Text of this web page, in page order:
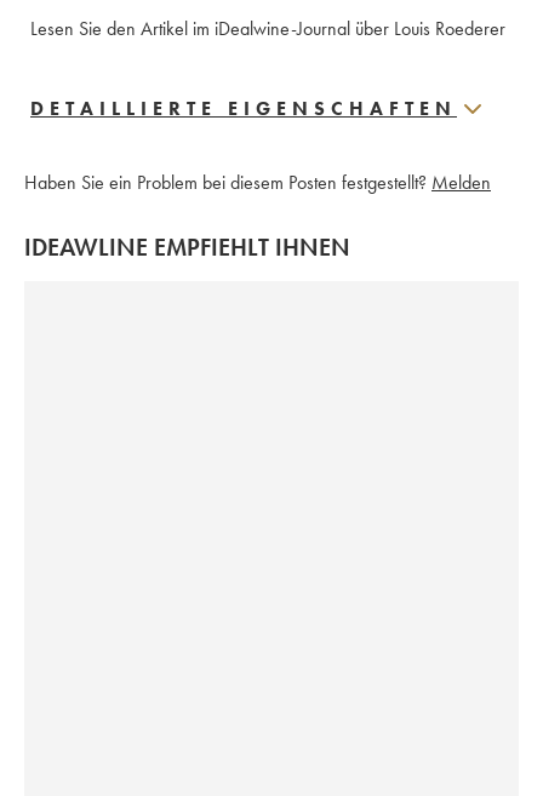
Lesen Sie den Artikel im iDealwine-Journal über Louis Roederer
DETAILLIERTE EIGENSCHAFTEN
Haben Sie ein Problem bei diesem Posten festgestellt? Melden
IDEAWLINE EMPFIEHLT IHNEN